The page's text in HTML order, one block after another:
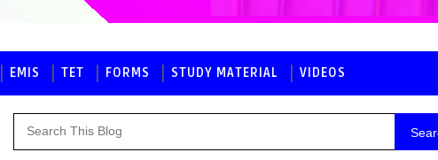
EMIS TET FORMS STUDY MATERIAL VIDEOS